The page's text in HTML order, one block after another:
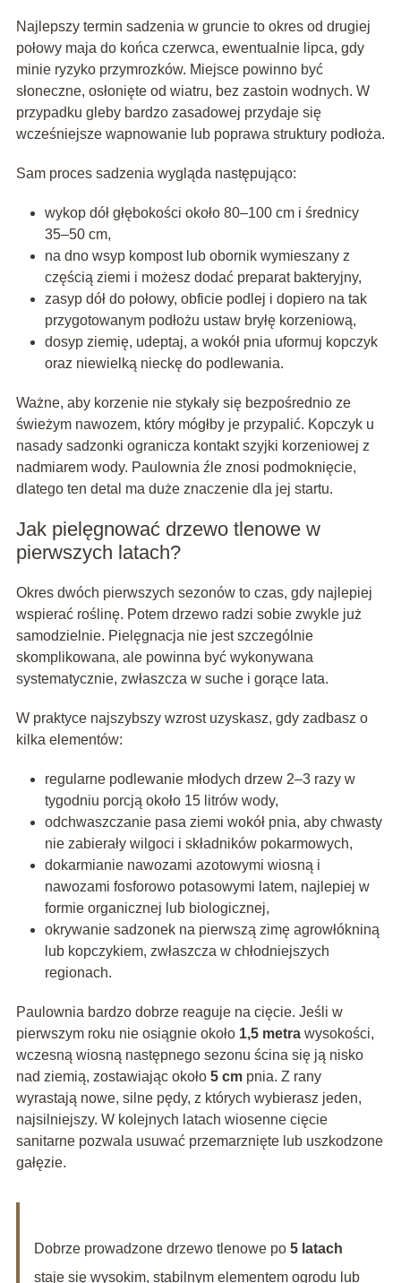
Najlepszy termin sadzenia w gruncie to okres od drugiej
połowy maja do końca czerwca, ewentualnie lipca, gdy
minie ryzyko przymrozków. Miejsce powinno być
słoneczne, osłonięte od wiatru, bez zastoin wodnych. W
przypadku gleby bardzo zasadowej przydaje się
wcześniejsze wapnowanie lub poprawa struktury podłoża.
Sam proces sadzenia wygląda następująco:
wykop dół głębokości około 80–100 cm i średnicy
35–50 cm,
na dno wsyp kompost lub obornik wymieszany z
częścią ziemi i możesz dodać preparat bakteryjny,
zasyp dół do połowy, obficie podlej i dopiero na tak
przygotowanym podłożu ustaw bryłę korzeniową,
dosyp ziemię, udeptaj, a wokół pnia uformuj kopczyk
oraz niewielką nieckę do podlewania.
Ważne, aby korzenie nie stykały się bezpośrednio ze
świeżym nawozem, który mógłby je przypalić. Kopczyk u
nasady sadzonki ogranicza kontakt szyjki korzeniowej z
nadmiarem wody. Paulownia źle znosi podmoknięcie,
dlatego ten detal ma duże znaczenie dla jej startu.
Jak pielęgnować drzewo tlenowe w
pierwszych latach?
Okres dwóch pierwszych sezonów to czas, gdy najlepiej
wspierać roślinę. Potem drzewo radzi sobie zwykle już
samodzielnie. Pielęgnacja nie jest szczególnie
skomplikowana, ale powinna być wykonywana
systematycznie, zwłaszcza w suche i gorące lata.
W praktyce najszybszy wzrost uzyskasz, gdy zadbasz o
kilka elementów:
regularne podlewanie młodych drzew 2–3 razy w
tygodniu porcją około 15 litrów wody,
odchwaszczanie pasa ziemi wokół pnia, aby chwasty
nie zabierały wilgoci i składników pokarmowych,
dokarmianie nawozami azotowymi wiosną i
nawozami fosforowo potasowymi latem, najlepiej w
formie organicznej lub biologicznej,
okrywanie sadzonek na pierwszą zimę agrowłókniną
lub kopczykiem, zwłaszcza w chłodniejszych
regionach.
Paulownia bardzo dobrze reaguje na cięcie. Jeśli w
pierwszym roku nie osiągnie około 1,5 metrawysokości,
wczesną wiosną następnego sezonu ścina się ją nisko
nad ziemią, zostawiając około 5 cmpnia. Z rany
wyrastają nowe, silne pędy, z których wybierasz jeden,
najsilniejszy. W kolejnych latach wiosenne cięcie
sanitarne pozwala usuwać przemarznięte lub uszkodzone
gałęzie.
Dobrze prowadzone drzewo tlenowe po 5 latach
staje się wysokim, stabilnym elementem ogrodu lub